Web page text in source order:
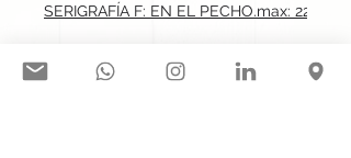
SERIGRAFÍA F: EN EL PECHO.max: 22x18 cm